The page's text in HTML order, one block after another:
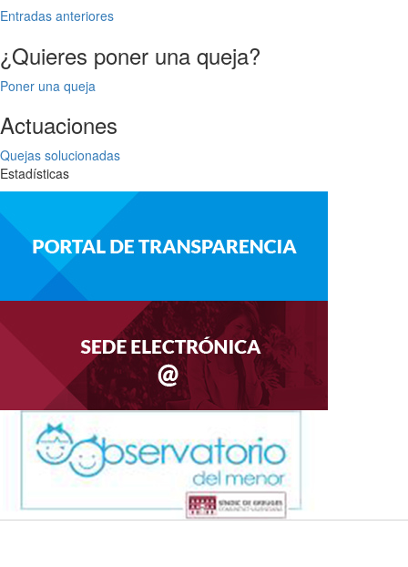
Navegación
de
entradas
Entradas anteriores
¿Quieres poner una queja?
Poner una queja
Actuaciones
Quejas solucionadas
Estadísticas